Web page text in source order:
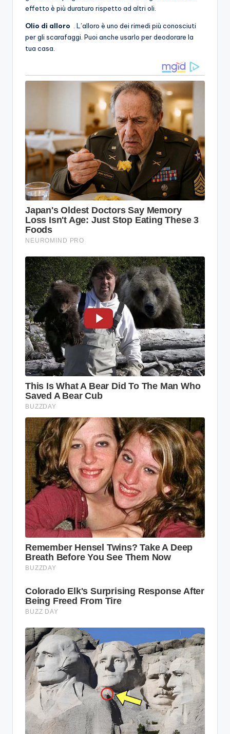
effetto è più duraturo rispetto ad altri oli.
Olio di alloro . L’alloro è uno dei rimedi più conosciuti
per gli scarafaggi. Puoi anche usarlo per deodorare la
tua casa.